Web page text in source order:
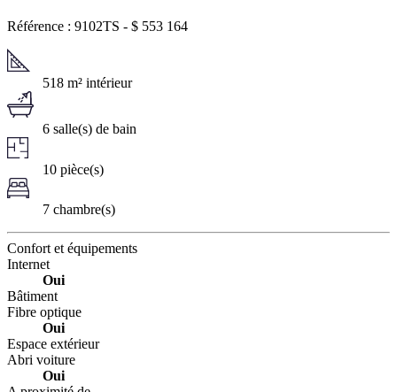
Référence : 9102TS - $ 553 164
518 m² intérieur
6 salle(s) de bain
10 pièce(s)
7 chambre(s)
Confort et équipements
Internet
Oui
Bâtiment
Fibre optique
Oui
Espace extérieur
Abri voiture
Oui